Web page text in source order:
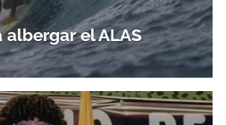
albergar el ALAS